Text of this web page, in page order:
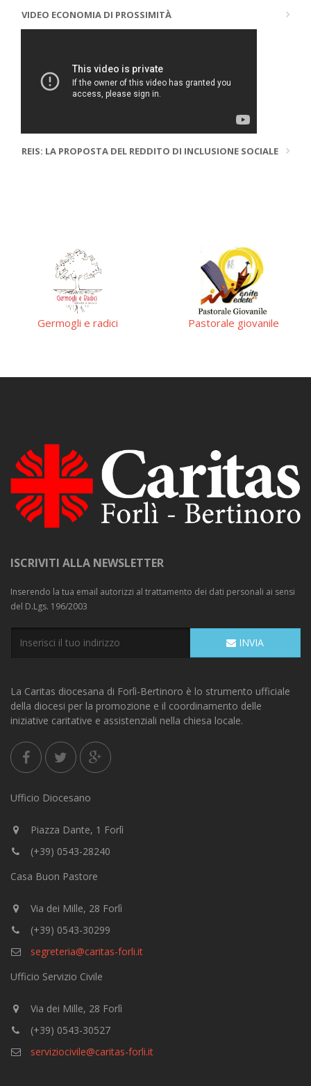
VIDEO ECONOMIA DI PROSSIMITÀ
REIS: LA PROPOSTA DEL REDDITO DI INCLUSIONE SOCIALE
Germogli e radici Pastorale giovanile
ISCRIVITI ALLA NEWSLETTER
Inserendo la tua email autorizzi al trattamento dei dati personali ai sensi
del D.Lgs. 196/2003
INVIA
La Caritas diocesana di Forlì-Bertinoro è lo strumento ufficiale
della diocesi per la promozione e il coordinamento delle
iniziative caritative e assistenziali nella chiesa locale.
Ufficio Diocesano
Piazza Dante, 1 Forlì
(+39) 0543-28240
Casa Buon Pastore
Via dei Mille, 28 Forlì
(+39) 0543-30299
segreteria@caritas-forli.it
Ufficio Servizio Civile
Via dei Mille, 28 Forlì
(+39) 0543-30527
serviziocivile@caritas-forli.it